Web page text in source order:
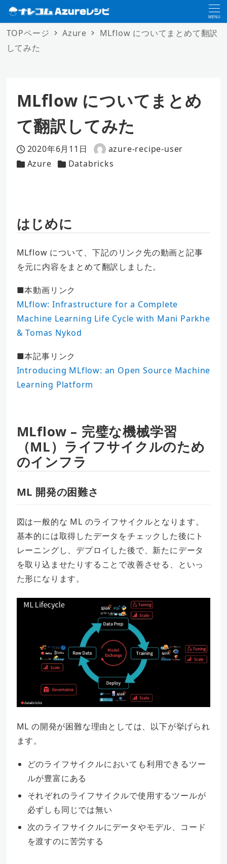
MENU
TOPページ Azure
MLflow についてまとめて翻訳
してみた
MLflow についてまとめ
て翻訳してみた
投稿日
2020年6月11日
著
者
azure-recipe-user
カテゴリー
Azure
カテゴリー
Databricks
はじめに
MLflow について、下記のリンク先の動画と記事
を元に内容をまとめて翻訳しました。
■本動画リンク
MLflow: Infrastructure for a Complete
Machine Learning Life Cycle with Mani Parkhe
& Tomas Nykod
■本記事リンク
Introducing MLflow: an Open Source Machine
Learning Platform
MLflow – 完璧な機械学習
（ML）ライフサイクルのため
のインフラ
ML 開発の困難さ
図は一般的な ML のライフサイクルとなります。
基本的には取得したデータをチェックした後にト
レーニングし、デプロイした後で、新たにデータ
を取り込ませたりすることで改善させる、といっ
た形になります。
ML の開発が困難な理由としては、以下が挙げられ
ます。
どのライフサイクルにおいても利用できるツー
ルが豊富にある
それぞれのライフサイクルで使用するツールが
必ずしも同じでは無い
次のライフサイクルにデータやモデル、コード
を渡すのに苦労する